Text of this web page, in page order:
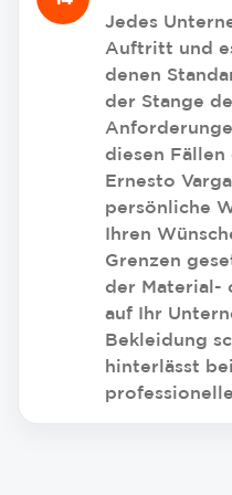
Jedes
Auftritt und
denen
der Stange
diesen
Ernesto
persönliche
Ihren
Grenzen
der Material-
auf Ihr
Bekleidung
hinterlässt